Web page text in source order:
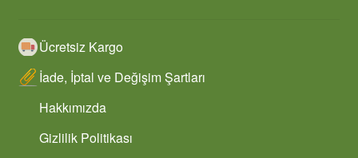
Ücretsiz Kargo
İade, İptal ve Değişim Şartları
Hakkımızda
Gizlilik Politikası